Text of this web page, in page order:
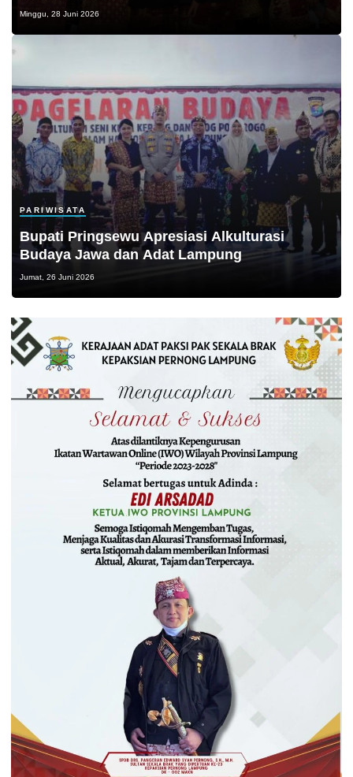
Minggu, 28 Juni 2026
PARIWISATA
Bupati Pringsewu Apresiasi Alkulturasi
Budaya Jawa dan Adat Lampung
Jumat, 26 Juni 2026